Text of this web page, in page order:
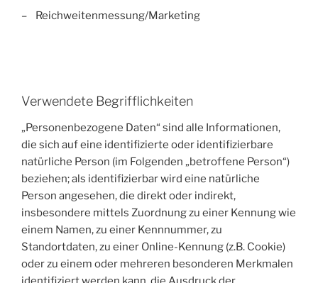
– Reichweitenmessung/Marketing
Verwendete Begrifflichkeiten
„Personenbezogene Daten“ sind alle Informationen,
die sich auf eine identifizierte oder identifizierbare
natürliche Person (im Folgenden „betroffene Person“)
beziehen; als identifizierbar wird eine natürliche
Person angesehen, die direkt oder indirekt,
insbesondere mittels Zuordnung zu einer Kennung wie
einem Namen, zu einer Kennnummer, zu
Standortdaten, zu einer Online-Kennung (z.B. Cookie)
oder zu einem oder mehreren besonderen Merkmalen